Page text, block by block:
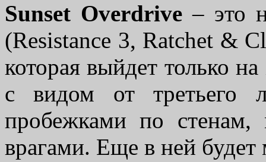
Sunset Overdrive – это
(Resistance 3, Ratchet &
которая выйдет только
с видом от третьего
пробежками по
врагами. Еще в ней будет